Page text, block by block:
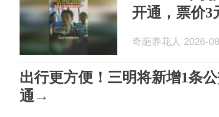
开通，票价3
奇葩养花人 2026-
出行更方便！三明将新增1条
通→